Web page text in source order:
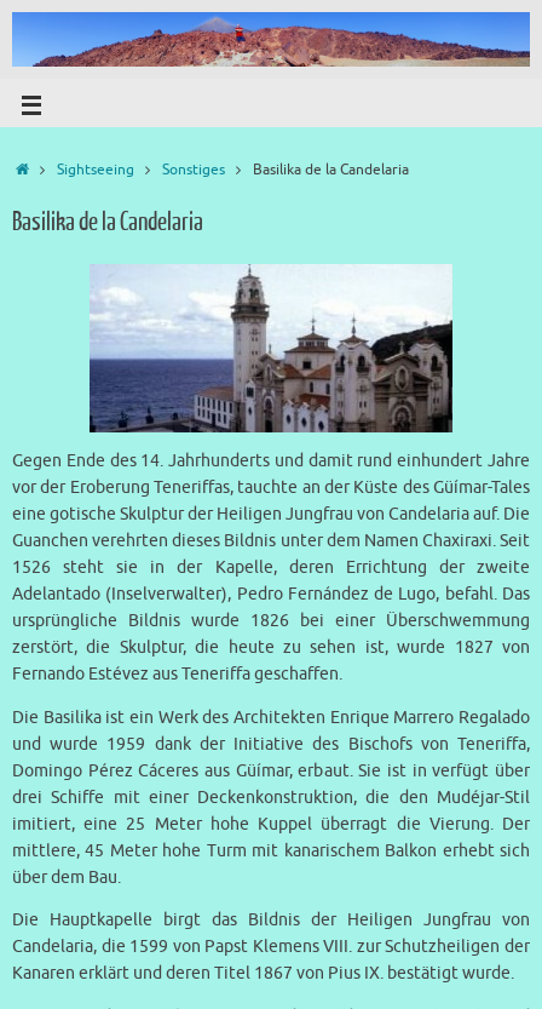
Sightseeing Sonstiges Basilika de la Candelaria
Basilika de la Candelaria
Gegen Ende des 14. Jahrhunderts und damit rund einhundert Jahre
vor der Eroberung Teneriffas, tauchte an der Küste des Güímar-Tales
eine gotische Skulptur der Heiligen Jungfrau von Candelaria auf. Die
Guanchen verehrten dieses Bildnis unter dem Namen Chaxiraxi. Seit
1526 steht sie in der Kapelle, deren Errichtung der zweite
Adelantado (Inselverwalter), Pedro Fernández de Lugo, befahl. Das
ursprüngliche Bildnis wurde 1826 bei einer Überschwemmung
zerstört, die Skulptur, die heute zu sehen ist, wurde 1827 von
Fernando Estévez aus Teneriffa geschaffen.
Die Basilika ist ein Werk des Architekten Enrique Marrero Regalado
und wurde 1959 dank der Initiative des Bischofs von Teneriffa,
Domingo Pérez Cáceres aus Güímar, erbaut. Sie ist in verfügt über
drei Schiffe mit einer Deckenkonstruktion, die den Mudéjar-Stil
imitiert, eine 25 Meter hohe Kuppel überragt die Vierung. Der
mittlere, 45 Meter hohe Turm mit kanarischem Balkon erhebt sich
über dem Bau.
Die Hauptkapelle birgt das Bildnis der Heiligen Jungfrau von
Candelaria, die 1599 von Papst Klemens VIII. zur Schutzheiligen der
Kanaren erklärt und deren Titel 1867 von Pius IX. bestätigt wurde.